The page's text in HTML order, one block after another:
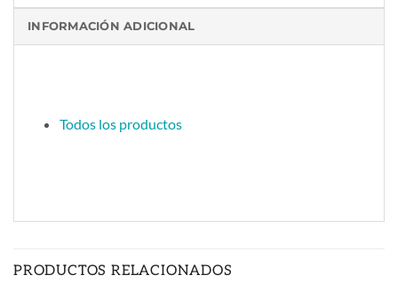
INFORMACIÓN ADICIONAL
Todos los productos
PRODUCTOS RELACIONADOS